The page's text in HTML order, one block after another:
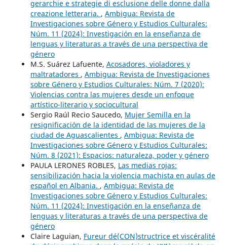
gerarchie e strategie di esclusione delle donne dalla
creazione letteraria. , Ambigua: Revista de
Investigaciones sobre Género y Estudios Culturales:
Núm. 11 (2024): Investigación en la enseñanza de
lenguas y literaturas a través de una perspectiva de
género
M.S. Suárez Lafuente, Acosadores, violadores y
maltratadores , Ambigua: Revista de Investigaciones
sobre Género y Estudios Culturales: Núm. 7 (2020):
Violencias contra las mujeres desde un enfoque
artístico-literario y sociocultural
Sergio Raúl Recio Saucedo, Mujer Semilla en la
resignificación de la identidad de las mujeres de la
ciudad de Aguascalientes , Ambigua: Revista de
Investigaciones sobre Género y Estudios Culturales:
Núm. 8 (2021): Espacios: naturaleza, poder y género
PAULA LERONES ROBLES, Las medias rojas:
sensibilización hacia la violencia machista en aulas de
español en Albania. , Ambigua: Revista de
Investigaciones sobre Género y Estudios Culturales:
Núm. 11 (2024): Investigación en la enseñanza de
lenguas y literaturas a través de una perspectiva de
género
Claire Laguian, Fureur dé(CON)structrice et viscéralité